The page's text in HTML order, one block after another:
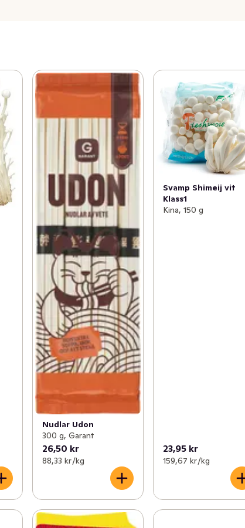
Nudlar Udon
300 g, Garant
26,50 kr
88,33 kr /kg
Svamp Shimeij vit
Klass1
Kina, 150 g
23,95 kr
159,67 kr /kg